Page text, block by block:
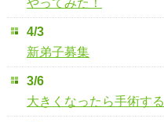
やってみた！
4/3
新弟子募集
3/6
大きくなったら手術する